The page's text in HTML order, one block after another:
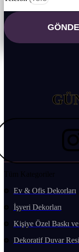
Tüm Kategoriler
Ev & Ofis Dekorları
İşyeri Dekorları
Kişiye Özel Baskı
Dekoratif Duvar